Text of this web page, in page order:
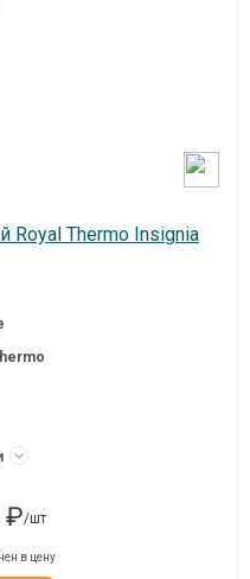
Royal Thermo Insignia
₽/шт
в цену